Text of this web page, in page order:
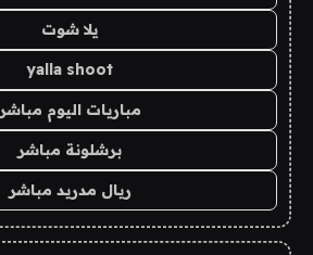
يلا شوت
yalla shoot
مباريات اليوم مباشر
برشلونة مباشر
ريال مدريد مباشر